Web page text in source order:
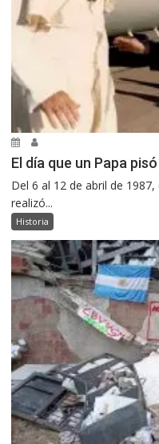
El día que un Papa
Del 6 al 12 de abril de
realizó...
Historia